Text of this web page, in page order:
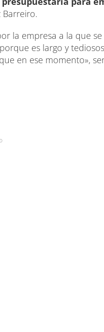
Barreiro.
la empresa a la que se
es largo y
en ese momento»,